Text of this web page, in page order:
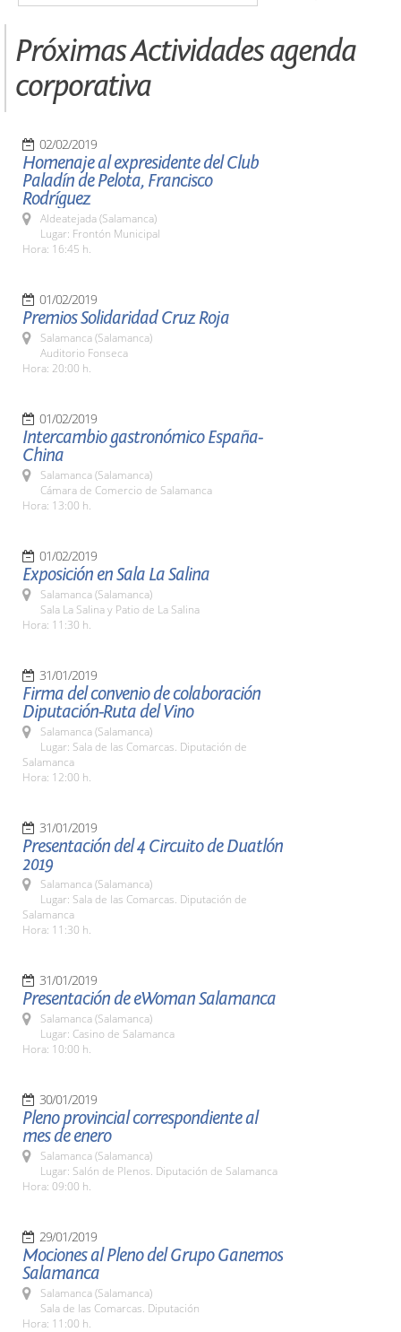
Próximas Actividades agenda
corporativa
02/02/2019
Homenaje al expresidente del Club
Paladín de Pelota, Francisco
Rodríguez
Aldeatejada (Salamanca)
Lugar: Frontón Municipal
Hora: 16:45 h.
01/02/2019
Premios Solidaridad Cruz Roja
Salamanca (Salamanca)
Auditorio Fonseca
Hora: 20:00 h.
01/02/2019
Intercambio gastronómico España-
China
Salamanca (Salamanca)
Cámara de Comercio de Salamanca
Hora: 13:00 h.
01/02/2019
Exposición en Sala La Salina
Salamanca (Salamanca)
Sala La Salina y Patio de La Salina
Hora: 11:30 h.
31/01/2019
Firma del convenio de colaboración
Diputación-Ruta del Vino
Salamanca (Salamanca)
Lugar: Sala de las Comarcas. Diputación de
Salamanca
Hora: 12:00 h.
31/01/2019
Presentación del 4 Circuito de Duatlón
2019
Salamanca (Salamanca)
Lugar: Sala de las Comarcas. Diputación de
Salamanca
Hora: 11:30 h.
31/01/2019
Presentación de eWoman Salamanca
Salamanca (Salamanca)
Lugar: Casino de Salamanca
Hora: 10:00 h.
30/01/2019
Pleno provincial correspondiente al
mes de enero
Salamanca (Salamanca)
Lugar: Salón de Plenos. Diputación de Salamanca
Hora: 09:00 h.
29/01/2019
Mociones al Pleno del Grupo Ganemos
Salamanca
Salamanca (Salamanca)
Sala de las Comarcas. Diputación
Hora: 11:00 h.